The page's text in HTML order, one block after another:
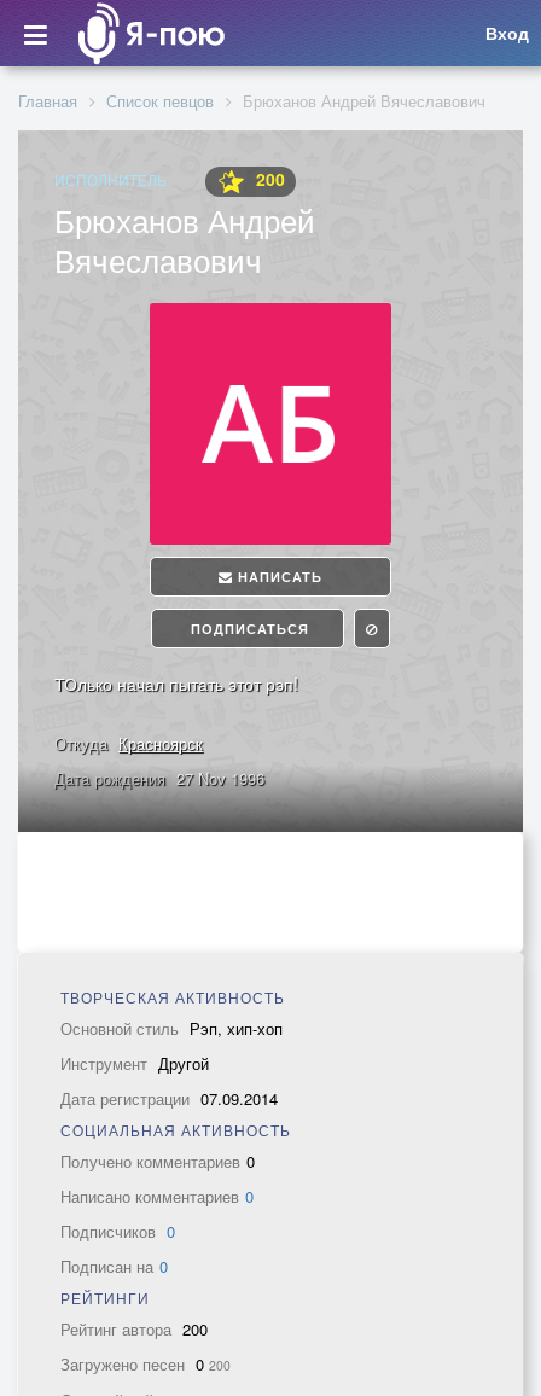
Вход
Главная Список певцов Брюханов Андрей Вячеславович
ИСПОЛНИТЕЛЬ 200
Брюханов Андрей
Вячеславович
НАПИСАТЬ
ПОДПИСАТЬСЯ
ТОлько начал пытать этот рэп!
Откуда Красноярск
Дата рождения 27 Nov 1996
ТВОРЧЕСКАЯ АКТИВНОСТЬ
Основной стиль Рэп, хип-хоп
Инструмент Другой
Дата регистрации 07.09.2014
СОЦИАЛЬНАЯ АКТИВНОСТЬ
Получено комментариев 0
Написано комментариев 0
Подписчиков 0
Подписан на 0
РЕЙТИНГИ
Рейтинг автора 200
Загружено песен 0 200